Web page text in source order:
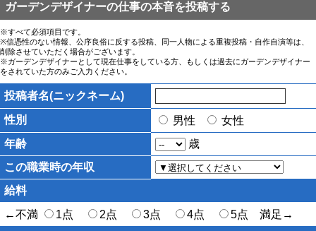
ガーデンデザイナーの仕事の本音を投稿する
※すべて必須項目です。
※信憑性のない情報、公序良俗に反する投稿、同一人物による重複投稿・自作自演等は、
削除させていただく場合がございます。
※ガーデンデザイナーとして現在仕事をしている方、もしくは過去にガーデンデザイナー
をされていた方のみご入力ください。
投稿者名(ニックネーム)
性別
男性
女性
年齢
歳
この職業時の年収
給料
←不満
1点 2点 3点 4点
5点 満足→